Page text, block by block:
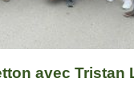
avec Tristan